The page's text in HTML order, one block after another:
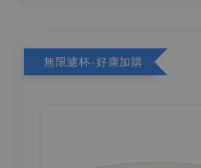
無限濾杯-好康加購